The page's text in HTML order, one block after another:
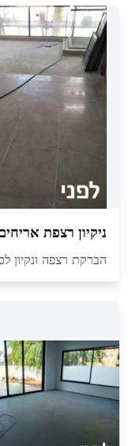
ניקיון רצפת
הברקת רצפה ונקיון